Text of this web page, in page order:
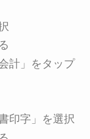
計」をタップ
印字」を選択